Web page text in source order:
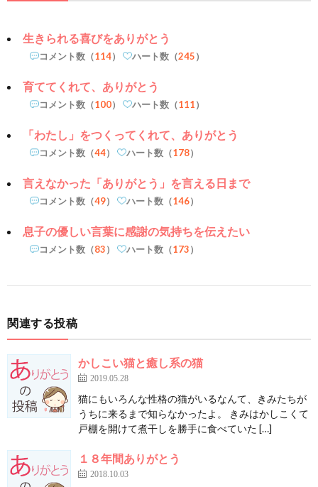
生きられる喜びをありがとう
コメント数（114） ハート数（245）
育ててくれて、ありがとう
コメント数（100） ハート数（111）
「わたし」をつくってくれて、ありがとう
コメント数（44） ハート数（178）
言えなかった「ありがとう」を言える日まで
コメント数（49） ハート数（146）
息子の優しい言葉に感謝の気持ちを伝えたい
コメント数（83） ハート数（173）
関連する投稿
かしこい猫と癒し系の猫
2019.05.28
猫にもいろんな性格の猫がいるなんて、きみたちが
うちに来るまで知らなかったよ。 きみはかしこくて
戸棚を開けて煮干しを勝手に食べていた […]
１８年間ありがとう
2018.10.03